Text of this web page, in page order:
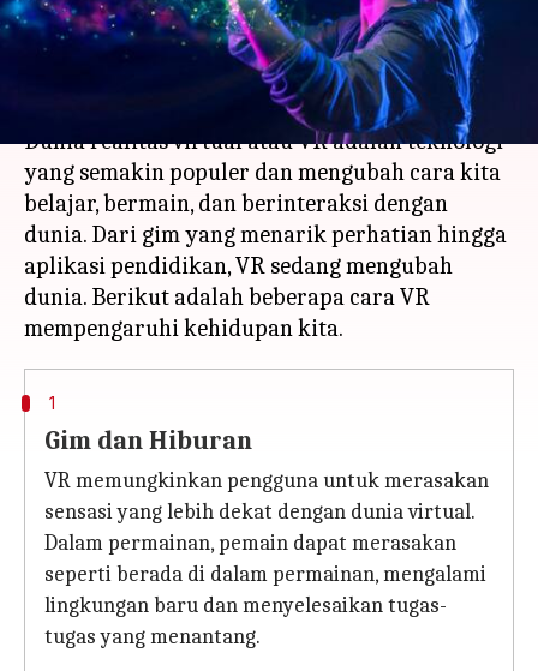
menulis Shubham Gupta Apr 24, 2023 02:21 pm
Dunia realitas virtual atau VR adalah teknologi
yang semakin populer dan mengubah cara kita
belajar, bermain, dan berinteraksi dengan
dunia. Dari gim yang menarik perhatian hingga
aplikasi pendidikan, VR sedang mengubah
dunia. Berikut adalah beberapa cara VR
1
Gim dan Hiburan
VR memungkinkan pengguna untuk merasakan
sensasi yang lebih dekat dengan dunia virtual.
Dalam permainan, pemain dapat merasakan
seperti berada di dalam permainan, mengalami
lingkungan baru dan menyelesaikan tugas-
tugas yang menantang.